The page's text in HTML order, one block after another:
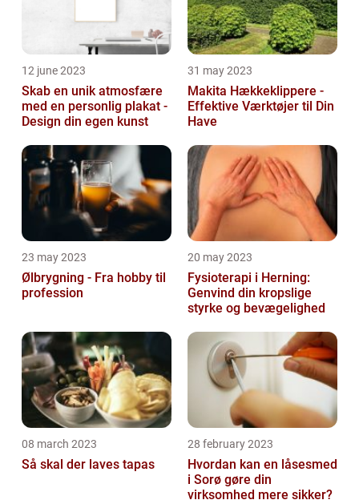
12 june 2023
Skab en unik atmosfære
med en personlig plakat -
Design din egen kunst
31 may 2023
Makita Hækkeklippere -
Effektive Værktøjer til Din
Have
23 may 2023
Ølbrygning - Fra hobby til
profession
20 may 2023
Fysioterapi i Herning:
Genvind din kropslige
styrke og bevægelighed
08 march 2023
Så skal der laves tapas
28 february 2023
Hvordan kan en låsesmed
i Sorø gøre din
virksomhed mere sikker?